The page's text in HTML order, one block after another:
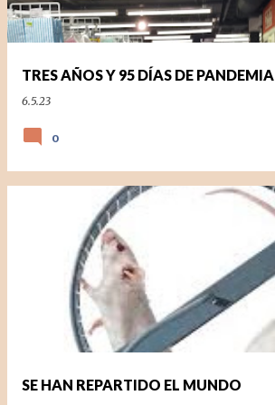
TRES AÑOS Y 95 DÍAS DE PANDEMIA
6.5.23
0
SE HAN REPARTIDO EL MUNDO